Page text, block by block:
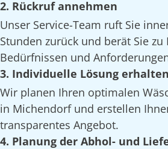
2. Rückruf annehmen
Unser Service-Team ruft Sie
Stunden zurück und berät Sie zu
Bedürfnissen und
3. Individuelle Lösung erhalten
Wir planen Ihren optimalen
in Michendorf und erstellen
transparentes Angebot.
4. Planung der Abhol- und